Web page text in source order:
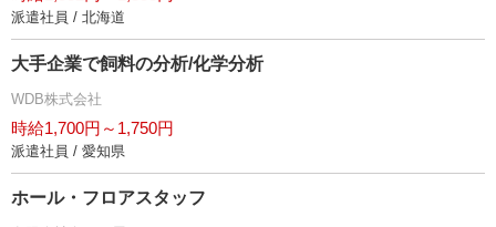
派遣社員 / 北海道
大手企業で飼料の分析/化学分析
WDB株式会社
時給1,700円～1,750円
派遣社員 / 愛知県
ホール・フロアスタッフ